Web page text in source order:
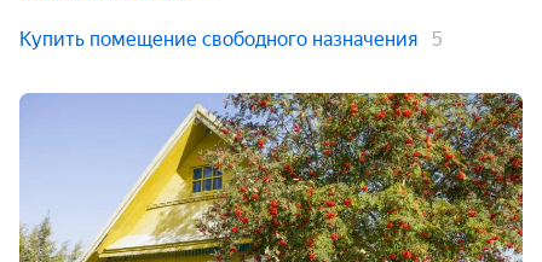
Купить помещение свободного назначения 5